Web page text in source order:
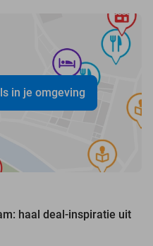
in je omgeving
haal deal-inspiratie uit